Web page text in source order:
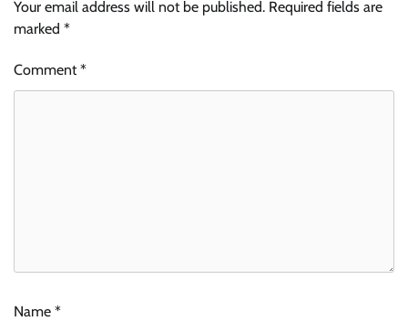
Your email address will not be published. Required fields are
marked *
Comment*
Name *